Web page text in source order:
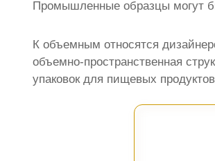
Промышленные образцы могут
К объемным относятся
объемно-пространственная
упаковок для пищевых